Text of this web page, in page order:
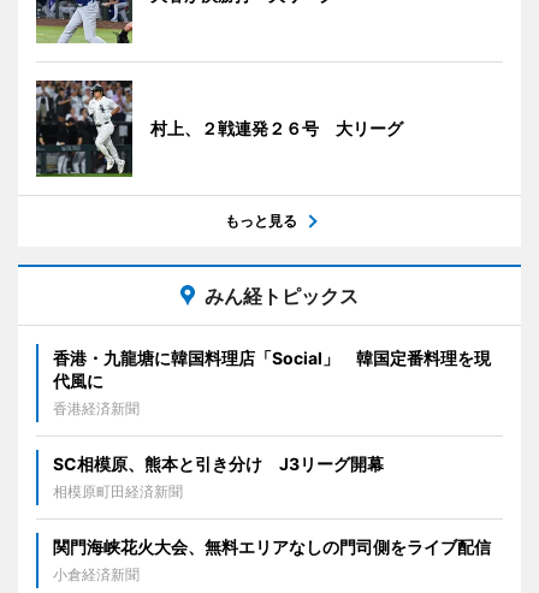
村上、２戦連発２６号 大リーグ
もっと見る
みん経トピックス
香港・九龍塘に韓国料理店「Social」 韓国定番料理を現
代風に
香港経済新聞
SC相模原、熊本と引き分け J3リーグ開幕
相模原町田経済新聞
関門海峡花火大会、無料エリアなしの門司側をライブ配信
小倉経済新聞